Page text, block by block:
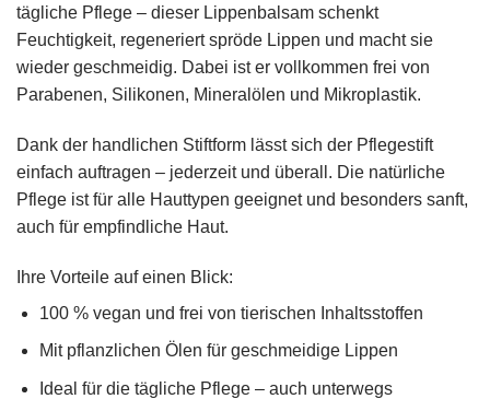
tägliche Pflege – dieser Lippenbalsam schenkt
Feuchtigkeit, regeneriert spröde Lippen und macht sie
wieder geschmeidig. Dabei ist er vollkommen frei von
Parabenen, Silikonen, Mineralölen und Mikroplastik.
Dank der handlichen Stiftform lässt sich der Pflegestift
einfach auftragen – jederzeit und überall. Die natürliche
Pflege ist für alle Hauttypen geeignet und besonders sanft,
auch für empfindliche Haut.
Ihre Vorteile auf einen Blick:
100 % vegan und frei von tierischen Inhaltsstoffen
Mit pflanzlichen Ölen für geschmeidige Lippen
Ideal für die tägliche Pflege – auch unterwegs